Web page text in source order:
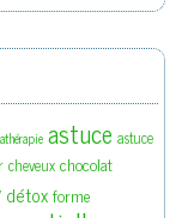
astuce astuce
cheveux chocolat
détoxforme